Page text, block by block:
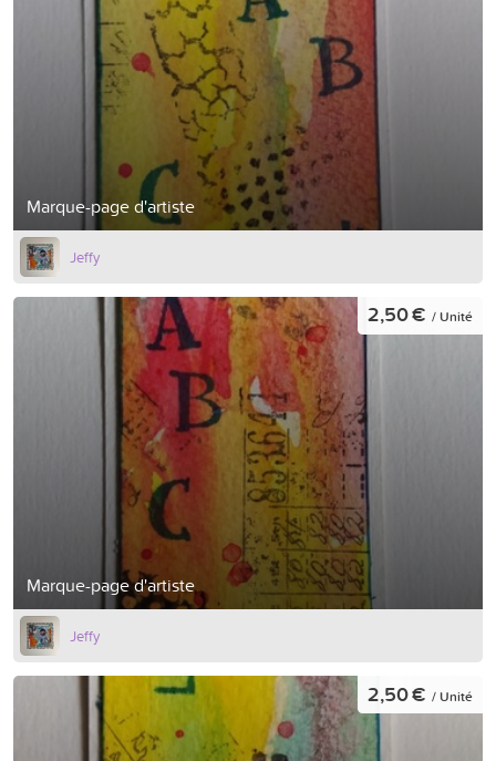
Marque-page d'artiste
Jeffy
Marque-page d'artiste
2,50 € / Unité
Jeffy
2,50 € / Unité